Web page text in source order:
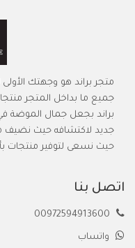
متجر براند هو وجهتك
جميع ما بداخل المتجر
براند بجعل جمال الموضة
جديد لاكتشافه حيث نضيف
حيث نسعى لتوفير منتجات بأ
اتصل بنا
واتساب